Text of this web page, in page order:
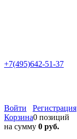
+7(495)642-51-37
Войти
Регистрация
Корзина0 позиций
на сумму 0 руб.